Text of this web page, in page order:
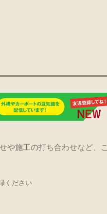
や施工の打ち合わせなど、こ
ください